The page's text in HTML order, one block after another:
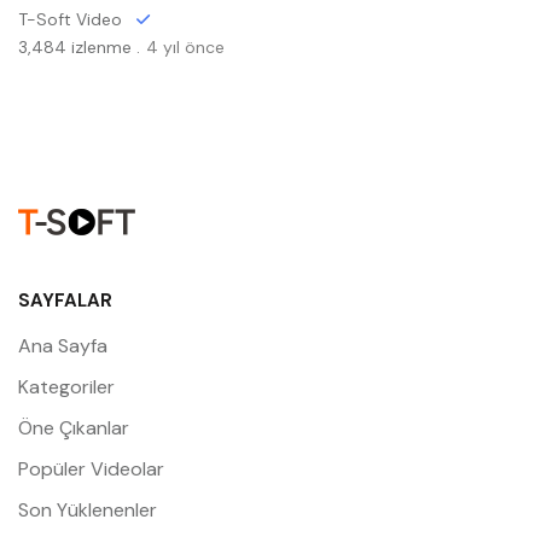
T-Soft Video
3,484 izlenme . 4 yıl önce
SAYFALAR
Ana Sayfa
Kategoriler
Öne Çıkanlar
Popüler Videolar
Son Yüklenenler